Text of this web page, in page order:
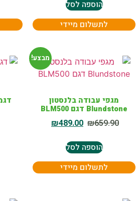
הוספה לסל
לתשלום מיידי
מבצע!
מגפי עבודה בלנסטון
Blundstone דגם BLM500
₪659.90
₪489.00
הוספה לסל
לתשלום מיידי